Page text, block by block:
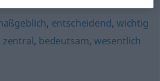
, entscheidend, wichtig
zentral, bedeutsam, wesentlich